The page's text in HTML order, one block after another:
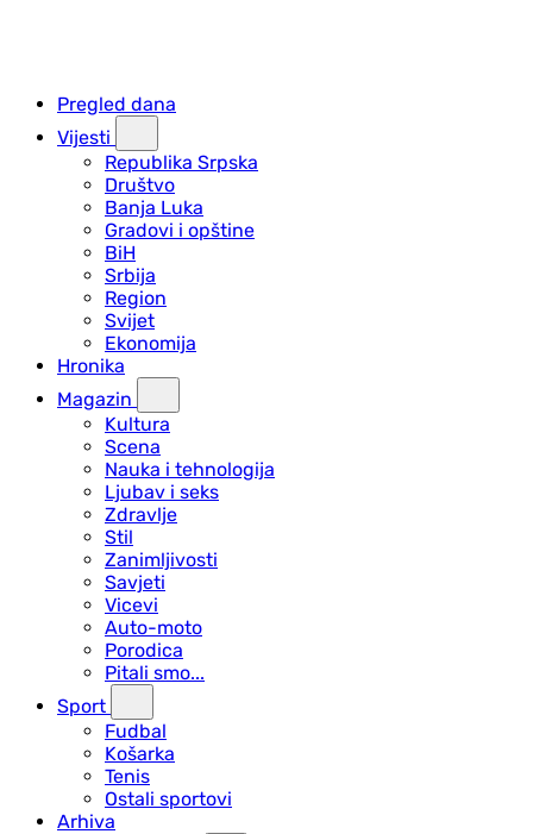
Pregled dana
Vijesti
Republika Srpska
Društvo
Banja Luka
Gradovi i opštine
BiH
Srbija
Region
Svijet
Ekonomija
Hronika
Magazin
Kultura
Scena
Nauka i tehnologija
Ljubav i seks
Zdravlje
Stil
Zanimljivosti
Savjeti
Vicevi
Auto-moto
Porodica
Pitali smo...
Sport
Fudbal
Košarka
Tenis
Ostali sportovi
Arhiva